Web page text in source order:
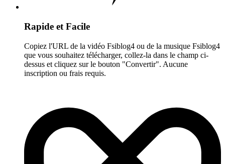
Rapide et Facile
Copiez l'URL de la vidéo Fsiblog4 ou de la musique Fsiblog4
que vous souhaitez télécharger, collez-la dans le champ ci-
dessus et cliquez sur le bouton "Convertir". Aucune
inscription ou frais requis.